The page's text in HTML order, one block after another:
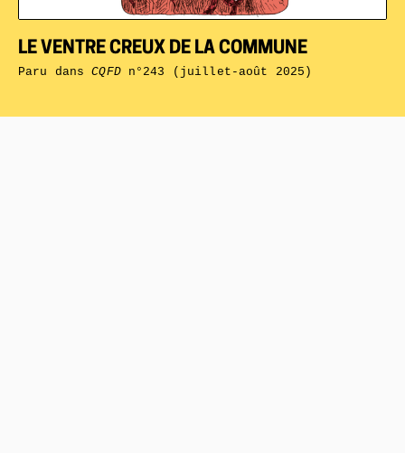
LE VENTRE CREUX DE LA COMMUNE
Paru dansCQFDn°243 (juillet-août 2025)